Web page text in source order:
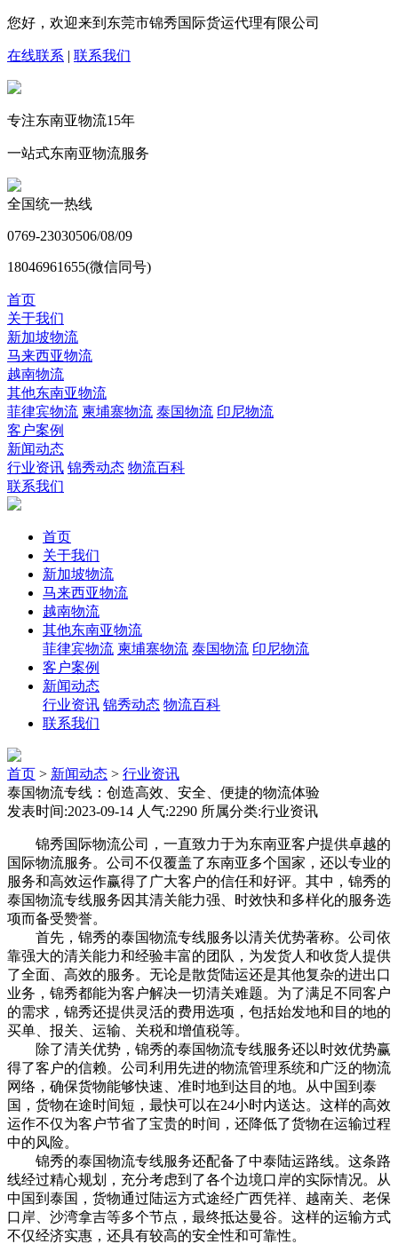
您好，欢迎来到东莞市锦秀国际货运代理有限公司
在线联系 | 联系我们
专注东南亚物流15年
一站式东南亚物流服务
全国统一热线
0769-23030506/08/09
18046961655(微信同号)
首页
关于我们
新加坡物流
马来西亚物流
越南物流
其他东南亚物流
菲律宾物流 柬埔寨物流 泰国物流 印尼物流
客户案例
新闻动态
行业资讯 锦秀动态 物流百科
联系我们
首页
关于我们
新加坡物流
马来西亚物流
越南物流
其他东南亚物流
菲律宾物流 柬埔寨物流 泰国物流 印尼物流
客户案例
新闻动态
行业资讯 锦秀动态 物流百科
联系我们
首页 > 新闻动态 > 行业资讯
泰国物流专线：创造高效、安全、便捷的物流体验
发表时间:2023-09-14 人气:2290 所属分类:行业资讯
锦秀国际物流公司，一直致力于为东南亚客户提供卓越的
国际物流服务。公司不仅覆盖了东南亚多个国家，还以专业的
服务和高效运作赢得了广大客户的信任和好评。其中，锦秀的
泰国物流专线服务因其清关能力强、时效快和多样化的服务选
项而备受赞誉。
首先，锦秀的泰国物流专线服务以清关优势著称。公司依
靠强大的清关能力和经验丰富的团队，为发货人和收货人提供
了全面、高效的服务。无论是散货陆运还是其他复杂的进出口
业务，锦秀都能为客户解决一切清关难题。为了满足不同客户
的需求，锦秀还提供灵活的费用选项，包括始发地和目的地的
买单、报关、运输、关税和增值税等。
除了清关优势，锦秀的泰国物流专线服务还以时效优势赢
得了客户的信赖。公司利用先进的物流管理系统和广泛的物流
网络，确保货物能够快速、准时地到达目的地。从中国到泰
国，货物在途时间短，最快可以在24小时内送达。这样的高效
运作不仅为客户节省了宝贵的时间，还降低了货物在运输过程
中的风险。
锦秀的泰国物流专线服务还配备了中泰陆运路线。这条路
线经过精心规划，充分考虑到了各个边境口岸的实际情况。从
中国到泰国，货物通过陆运方式途经广西凭祥、越南关、老保
口岸、沙湾拿吉等多个节点，最终抵达曼谷。这样的运输方式
不仅经济实惠，还具有较高的安全性和可靠性。